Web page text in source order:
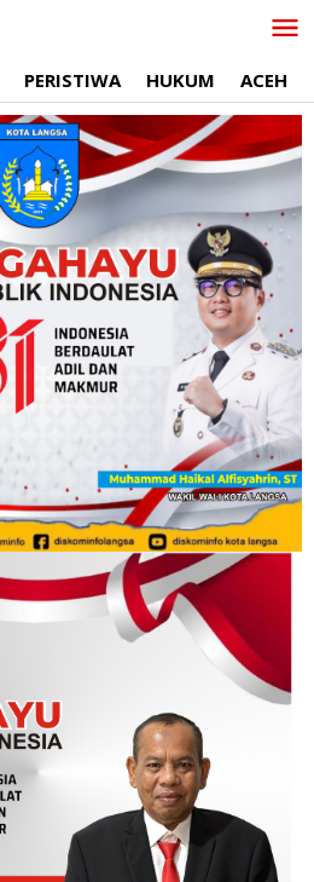
PERISTIWA HUKUM ACEH